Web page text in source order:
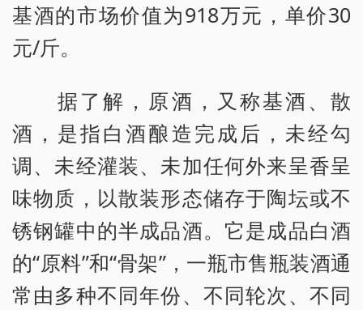
基酒的市场价值为918万元，单价30
元/斤。
据了解，原酒，又称基酒、散
酒，是指白酒酿造完成后，未经勾
调、未经灌装、未加任何外来呈香呈
味物质，以散装形态储存于陶坛或不
锈钢罐中的半成品酒。它是成品白酒
的“原料”和“骨架”，一瓶市售瓶装酒通
常由多种不同年份、不同轮次、不同